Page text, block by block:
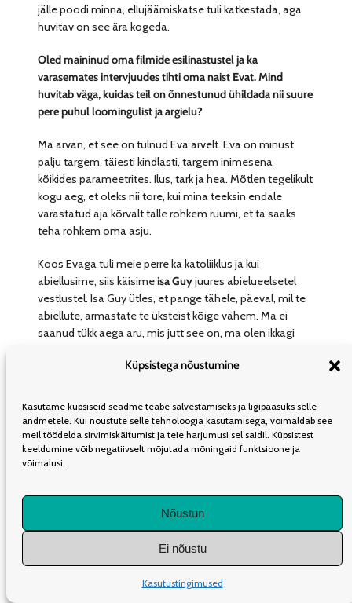
Küpsistega nõustumine
Kasutame küpsiseid seadme teabe salvestamiseks ja ligipääsuks selle
andmetele. Kui nõustute selle tehnoloogia kasutamisega, võimaldab see
meil töödelda sirvimiskäitumist ja teie harjumusi sel saidil. Küpsistest
keeldumine võib negatiivselt mõjutada mõningaid funktsioone ja
võimalusi.
Nõustun
Ei nõustu
Kasutustingimused
jälle poodi minna, ellujäämiskatse tuli katkestada, aga
huvitav on see ära kogeda.
Oled maininud oma filmide esilinastustel ja ka
varasemates intervjuudes tihti oma naist Evat. Mind
huvitab väga, kuidas teil on õnnestunud ühildada nii suure
pere puhul loomingulist ja argielu?
Ma arvan, et see on tulnud Eva arvelt. Eva on minust
palju targem, täiesti kindlasti, targem inimesena
kõikides parameetrites. Ilus, tark ja hea. Mõtlen tegelikult
kogu aeg, et oleks nii tore, kui mina teeksin endale
varastatud aja kõrvalt talle rohkem ruumi, et ta saaks
teha rohkem oma asju.
Koos Evaga tuli meie perre ka katoliiklus ja kui
abiellusime, siis käisimeisa Guyjuures abielueelsetel
vestlustel. Isa Guy ütles, et pange tähele, päeval, mil te
abiellute, armastate te üksteist kõige vähem. Ma ei
saanud tükk aega aru, mis jutt see on, ma olen ikkagi
abiellume, tähendab, et sel hetkel me armastame kõige
allakäik, kus suhe hakkab vaikselt ära väsima. Ta ütles, et
ei, abielludes te alles hakkategi õppima, kuidas üksteist
armastada. Ja nii ongi läinud! Oleme viisteist aastat
koos elanud ja ma arvan, et abielludes armastasin ma
teda veel väga vähe. Praegusega võrreldes kohe üldse